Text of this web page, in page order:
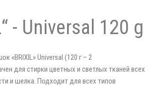
- Universal 120 g
«BRIXIL» Universal (120 г – 2
для стирки цветных и светлых тканей всех
и шелка. Подходит для всех типов